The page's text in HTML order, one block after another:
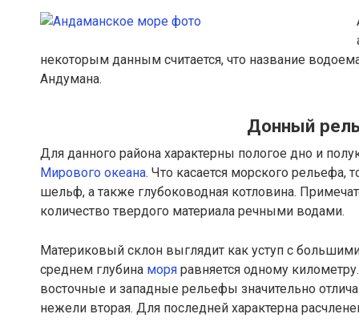
некоторым данным считается, что название
Андумана.
Донный
Для данного района характерны пологое дно и
Мирового океана. Что касается морского рельефа,
шельф, а также глубоководная котловина.
количество твердого материала речными водами.
Материковый склон выглядит как уступ с
среднем глубина моря равняется одному
восточные и западные рельефы значительно
нежели вторая. Для последней характерна